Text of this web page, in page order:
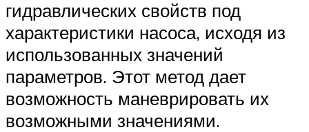
гидравлических свойств под
характеристики насоса, исходя из
использованных значений
параметров. Этот метод дает
возможность маневрировать их
возможными значениями.